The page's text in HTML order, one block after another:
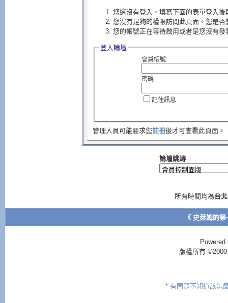
您還沒有登入，填寫下面的表單登入後
您沒有足夠的權限訪問此頁面。您是
您的帳號正在等待啟用或者是您沒有發
登入論壇
會員帳號:
密碼:
記住訊息
管理人員可能要求您註冊後才可查看此頁面。
論壇跳轉
所有時間均為台
《 史萊姆的
版權所有
* 有問題不知道該怎